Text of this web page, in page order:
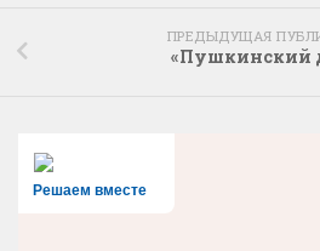
ПРЕДЫДУЩАЯ
«Пушкинский
Решаем вместе